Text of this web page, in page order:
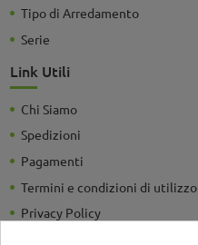
Tipo di Arredamento
Serie
Link Utili
Chi Siamo
Spedizioni
Pagamenti
Termini e condizioni di utilizzo
Privacy Policy